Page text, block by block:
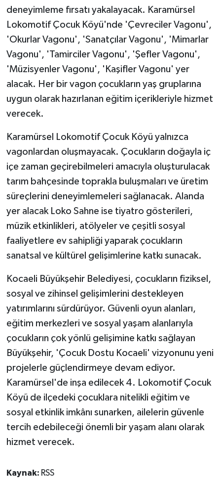
deneyimleme fırsatı yakalayacak. Karamürsel
Lokomotif Çocuk Köyü'nde 'Çevreciler Vagonu',
'Okurlar Vagonu', 'Sanatçılar Vagonu', 'Mimarlar
Vagonu', 'Tamirciler Vagonu', 'Şefler Vagonu',
'Müzisyenler Vagonu', 'Kaşifler Vagonu' yer
alacak. Her bir vagon çocukların yaş gruplarına
uygun olarak hazırlanan eğitim içerikleriyle hizmet
verecek.
Karamürsel Lokomotif Çocuk Köyü yalnızca
vagonlardan oluşmayacak. Çocukların doğayla iç
içe zaman geçirebilmeleri amacıyla oluşturulacak
tarım bahçesinde toprakla buluşmaları ve üretim
süreçlerini deneyimlemeleri sağlanacak. Alanda
yer alacak Loko Sahne ise tiyatro gösterileri,
müzik etkinlikleri, atölyeler ve çeşitli sosyal
faaliyetlere ev sahipliği yaparak çocukların
sanatsal ve kültürel gelişimlerine katkı sunacak.
Kocaeli Büyükşehir Belediyesi, çocukların fiziksel,
sosyal ve zihinsel gelişimlerini destekleyen
yatırımlarını sürdürüyor. Güvenli oyun alanları,
eğitim merkezleri ve sosyal yaşam alanlarıyla
çocukların çok yönlü gelişimine katkı sağlayan
Büyükşehir, 'Çocuk Dostu Kocaeli' vizyonunu yeni
projelerle güçlendirmeye devam ediyor.
Karamürsel'de inşa edilecek 4. Lokomotif Çocuk
Köyü de ilçedeki çocuklara nitelikli eğitim ve
sosyal etkinlik imkânı sunarken, ailelerin güvenle
tercih edebileceği önemli bir yaşam alanı olarak
hizmet verecek.
Kaynak: RSS